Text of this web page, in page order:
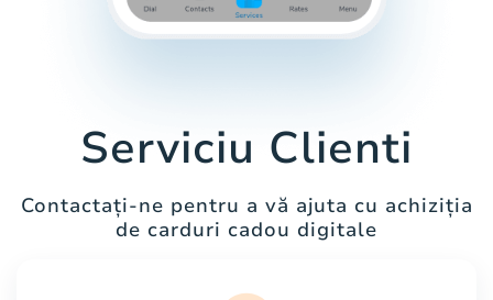
Serviciu Clienti
Contactați-ne pentru a vă ajuta cu achiziția
de carduri cadou digitale